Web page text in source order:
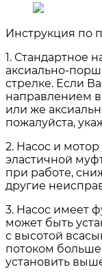
Инструкция по
1. Стандартное
аксиально-
стрелке. Если
направлением
или же
пожалуйста,
2. Насос и
эластичной
при работе,
другие
3. Насос имеет
может быть
с высотой
потоком
установить